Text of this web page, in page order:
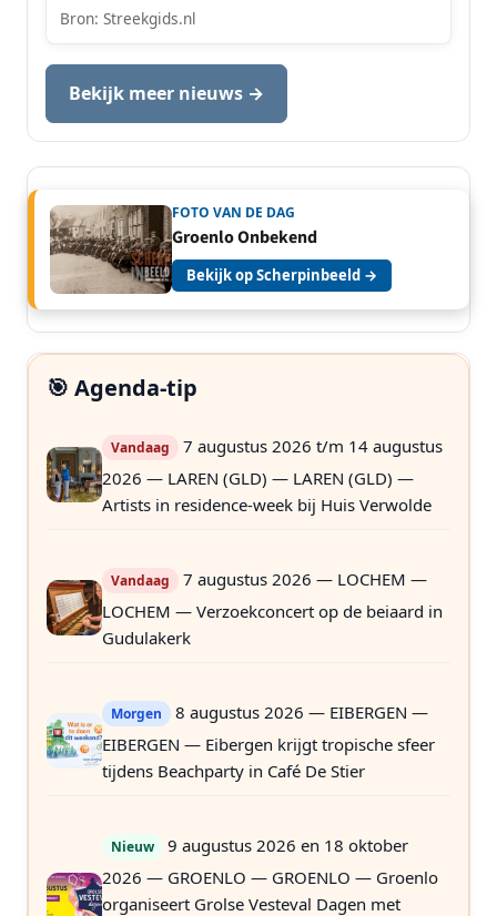
Bron: Streekgids.nl
Bekijk meer nieuws →
FOTO VAN DE DAG
Groenlo Onbekend
Bekijk op Scherpinbeeld →
🎯 Agenda-tip
Vandaag
7 augustus 2026 t/m 14 augustus
2026 — LAREN (GLD) — LAREN (GLD) —
Artists in residence-week bij Huis Verwolde
Vandaag
7 augustus 2026 — LOCHEM —
LOCHEM — Verzoekconcert op de beiaard in
Gudulakerk
Morgen
8 augustus 2026 — EIBERGEN —
EIBERGEN — Eibergen krijgt tropische sfeer
tijdens Beachparty in Café De Stier
Nieuw
9 augustus 2026 en 18 oktober
2026 — GROENLO — GROENLO — Groenlo
organiseert Grolse Vesteval Dagen met